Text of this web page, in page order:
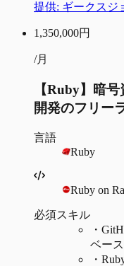
提供: ギークスジ
1,350,000円
/月
【Ruby】暗
開発のフリー
言語
Ruby
Ruby on
必須スキル
・
ベー
・